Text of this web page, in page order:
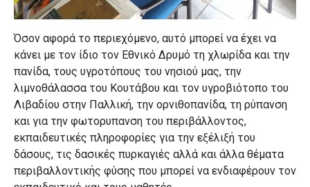
Όσον αφορά το περιεχόμενο, αυτό μπορεί να έχει να
κάνει με τον ίδιο τον Εθνικό Δρυμό τη χλωρίδα και την
πανίδα, τους υγροτόπους του νησιού μας, την
λιμνοθάλασσα του Κουτάβου και τον υγροβιότοπο του
Λιβαδίου στην Παλλική, την ορνιθοπανίδα, τη ρύπανση
και για την φωτορυπανση του περιβάλλοντος,
εκπαιδευτικές πληροφορίες για την εξέλιξή του
δάσους, τις δασικές πυρκαγιές αλλά και άλλα θέματα
περιβαλλοντικής φύσης που μπορεί να ενδιαφέρουν τον